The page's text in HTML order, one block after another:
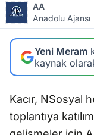
AA
Anadolu Ajansı
Yeni Meram
kaynak
Kacır, NSosyal
toplantıya